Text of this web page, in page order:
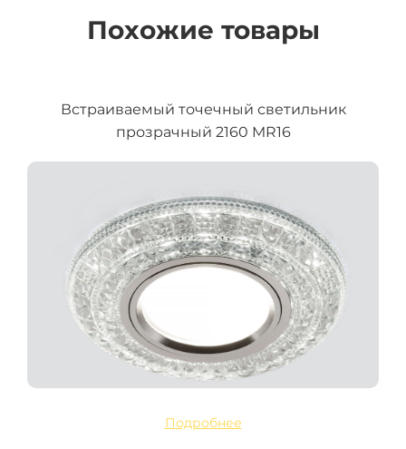
Похожие товары
Встраиваемый точечный светильник
прозрачный 2160 MR16
Подробнее